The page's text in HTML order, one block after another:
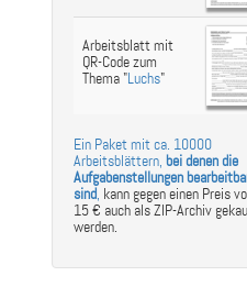
Arbeitsblatt mit
QR-Code zum
Thema "Luchs"
Ein Paket mit ca. 10000
Arbeitsblättern, bei denen die
Aufgabenstellungen
sind, kann gegen einen Preis
15 € auch als ZIP-Archiv
werden.